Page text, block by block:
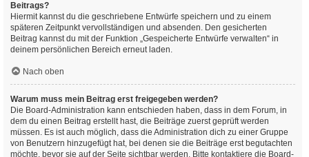
Beitrags?
Hiermit kannst du die geschriebene Entwürfe speichern und zu einem
späteren Zeitpunkt vervollständigen und absenden. Den gesicherten
Beitrag kannst du mit der Funktion „Gespeicherte Entwürfe verwalten“ in
deinem persönlichen Bereich erneut laden.
Nach oben
Warum muss mein Beitrag erst freigegeben werden?
Die Board-Administration kann entschieden haben, dass in dem Forum, in
dem du einen Beitrag erstellt hast, die Beiträge zuerst geprüft werden
müssen. Es ist auch möglich, dass die Administration dich zu einer Gruppe
von Benutzern hinzugefügt hat, bei denen sie die Beiträge erst begutachten
möchte, bevor sie auf der Seite sichtbar werden. Bitte kontaktiere die Board-